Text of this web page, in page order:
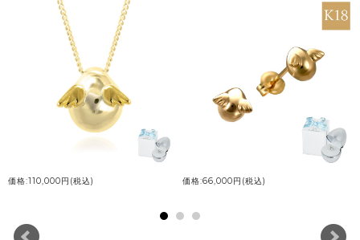
価格:110,000円(税込) 価格:66,000円(税込)